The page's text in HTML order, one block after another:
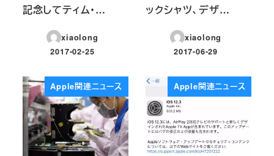
記念してティム・…
xiaolong
投稿日
2017-02-25
ックシャツ、デザ…
xiaolong
投稿日
2017-06-29
Apple関連ニュース Apple関連ニュース